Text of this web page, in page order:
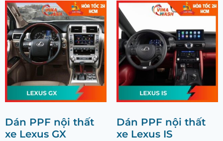
Dán PPF nội thất
xe Lexus GX
Dán PPF nội thất
xe Lexus IS